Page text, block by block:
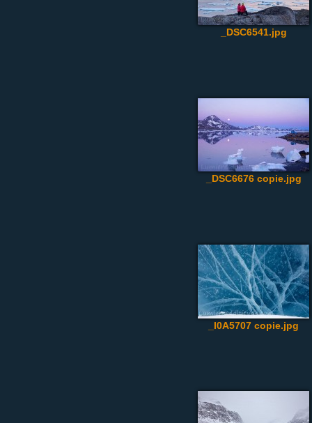
_DSC6541.jpg
_DSC6676 copie.jpg
_I0A5707 copie.jpg